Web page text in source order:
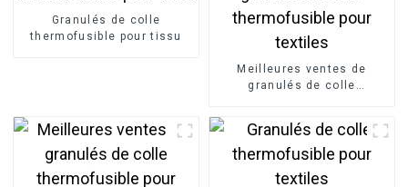
Granulés de colle
thermofusible pour tissu
Meilleures ventes de
granulés de colle